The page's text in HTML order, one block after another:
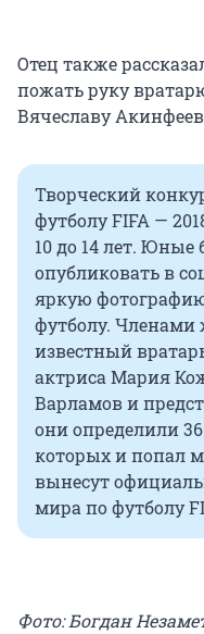
Отец также
пожать руку
Вячеславу
Творческий
футболу FIFA —
10 до 14 лет.
опубликовать в
яркую
футболу.
известный
актриса Мария
Варламов и
они определили
которых и попал
вынесут
мира по футболу
Фото: Богдан